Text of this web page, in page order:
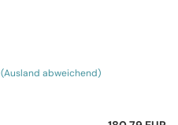
(Ausland abweichend)